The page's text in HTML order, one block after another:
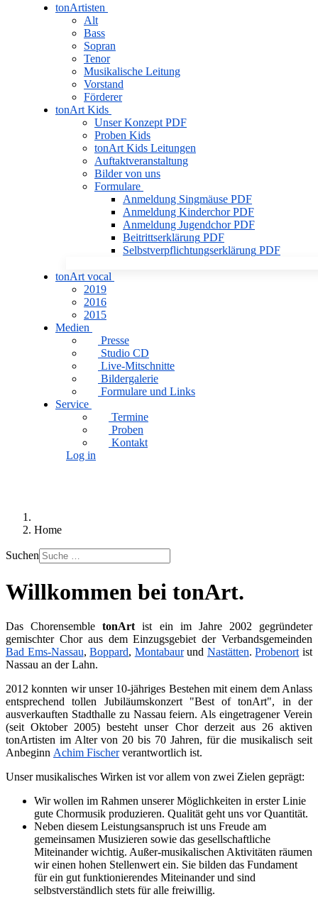
tonArtisten
Alt
Bass
Sopran
Tenor
Musikalische Leitung
Vorstand
Förderer
tonArt Kids
Unser Konzept PDF
Proben Kids
tonArt Kids Leitungen
Auftaktveranstaltung
Bilder von uns
Formulare
Anmeldung Singmäuse PDF
Anmeldung Kinderchor PDF
Anmeldung Jugendchor PDF
Beitrittserklärung PDF
Selbstverpflichtungserklärung PDF
tonArt vocal
2019
2016
2015
Medien
Presse
Studio CD
Live-Mitschnitte
Bildergalerie
Formulare und Links
Service
Termine
Proben
Kontakt
Log in
Home
Suchen
Willkommen bei tonArt.
Das ChorensembletonArtist ein im Jahre 2002 gegründeter
gemischter Chor aus dem Einzugsgebiet der Verbandsgemeinden
Bad Ems-Nassau,Boppard, Montabaurund Nastätten.Probenort ist
Nassau an der Lahn.
2012 konnten wir unser 10-jähriges Bestehen mit einem dem Anlass
entsprechend tollen Jubiläumskonzert "Best of tonArt", in der
ausverkauften Stadthalle zu Nassau feiern. Als eingetragener Verein
(seit Oktober 2005) besteht unser Chor derzeit aus 26 aktiven
tonArtisten im Alter von 20 bis 70 Jahren, für die musikalisch seit
Anbeginn Achim Fischerverantwortlich ist.
Unser musikalisches Wirken ist vor allem von zwei Zielen geprägt:
Wir wollen im Rahmen unserer Möglichkeiten in erster Linie
gute Chormusik produzieren. Qualität geht uns vor Quantität.
Neben diesem Leistungsanspruch ist uns Freude am
gemeinsamen Musizieren sowie das gesellschaftliche
Miteinander wichtig. Außer-musikalischen Aktivitäten räumen
wir einen hohen Stellenwert ein. Sie bilden das Fundament
für ein gut funktionierendes Miteinander und sind
selbstverständlich stets für alle freiwillig.